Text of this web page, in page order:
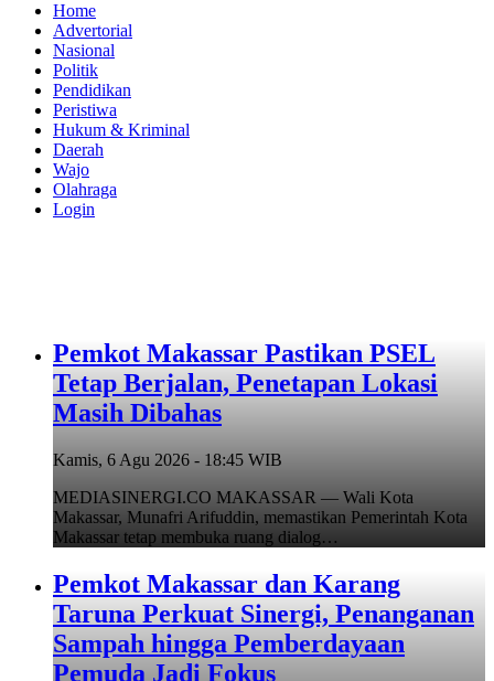
Home
Advertorial
Nasional
Politik
Pendidikan
Peristiwa
Hukum & Kriminal
Daerah
Wajo
Olahraga
Login
Pemkot Makassar Pastikan PSEL
Tetap Berjalan, Penetapan Lokasi
Masih Dibahas
Kamis, 6 Agu 2026 - 18:45 WIB
MEDIASINERGI.CO MAKASSAR — Wali Kota
Makassar, Munafri Arifuddin, memastikan Pemerintah Kota
Makassar tetap membuka ruang dialog…
Pemkot Makassar dan Karang
Taruna Perkuat Sinergi, Penanganan
Sampah hingga Pemberdayaan
Pemuda Jadi Fokus